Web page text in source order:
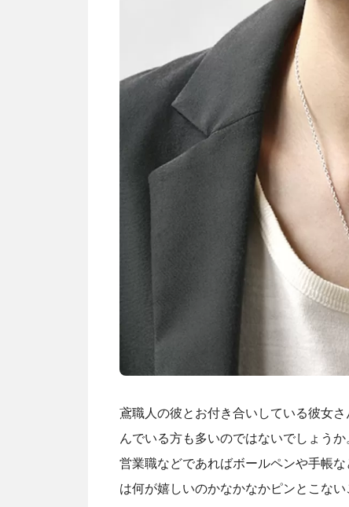
鳶職人の彼とお付き合いしている彼女
んでいる方も多いのではないでしょうか
営業職などであればボールペンや手帳
は何が嬉しいのかなかなかピンとこない